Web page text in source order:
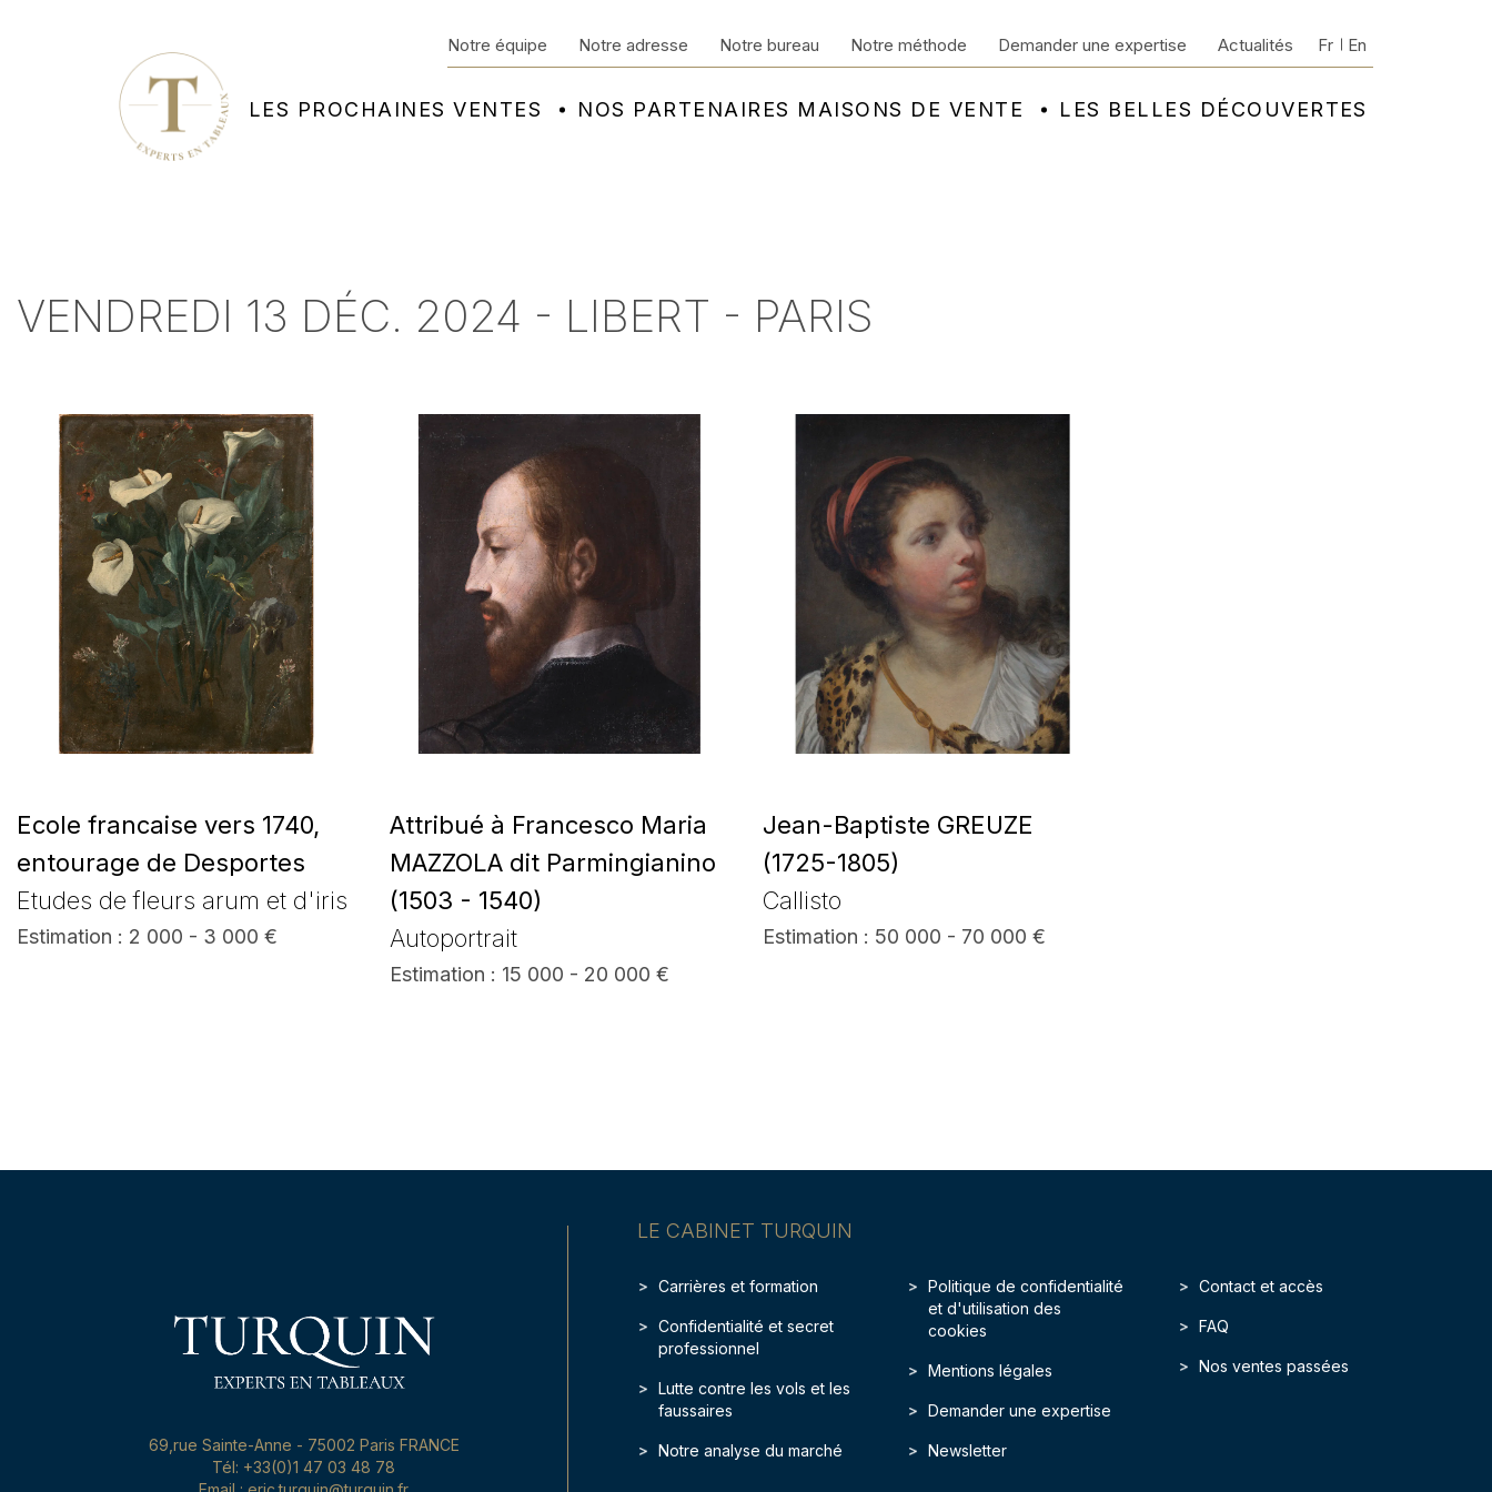
LES PROCHAINES VENTES NOS PARTENAIRES MAISONS DE VENTE LES BELLES DÉCOUVERTES
Notre équipe Notre adresse Notre bureau Notre méthode Demander une expertise Actualités Fr En
VENDREDI 13 DÉC. 2024 - LIBERT - PARIS
Ecole francaise vers 1740,
entourage de Desportes
Etudes de fleurs arum et d'iris
Estimation : 2 000 - 3 000 €
Attribué à Francesco Maria
MAZZOLA dit Parmingianino
(1503 - 1540)
Autoportrait
Estimation : 15 000 - 20 000 €
Jean-Baptiste GREUZE
(1725-1805)
Callisto
Estimation : 50 000 - 70 000 €
LE CABINET TURQUIN
Carrières et formation
Confidentialité et secret
professionnel
Lutte contre les vols et les
faussaires
Notre analyse du marché
Politique de confidentialité
et d'utilisation des
cookies
Mentions légales
Demander une expertise
Newsletter
Contact et accès
FAQ
Nos ventes passées
69,rue Sainte-Anne - 75002 Paris FRANCE
Tél: +33(0)1 47 03 48 78